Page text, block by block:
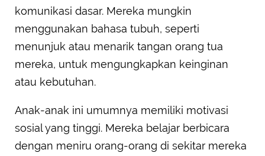
komunikasi dasar. Mereka mungkin
menggunakan bahasa tubuh, seperti
menunjuk atau menarik tangan orang tua
mereka, untuk mengungkapkan keinginan
atau kebutuhan.
Anak-anak ini umumnya memiliki motivasi
sosial yang tinggi. Mereka belajar berbicara
dengan meniru orang-orang di sekitar mereka